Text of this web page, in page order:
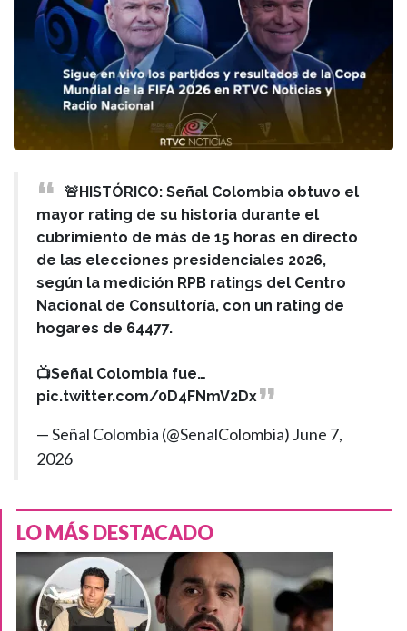
🚨HISTÓRICO: Señal Colombia obtuvo el
mayor rating de su historia durante el
cubrimiento de más de 15 horas en directo
de las elecciones presidenciales 2026,
según la medición RPB ratings del Centro
Nacional de Consultoría, con un rating de
hogares de 64477.
📺Señal Colombia fue…
pic.twitter.com/0D4FNmV2Dx
— Señal Colombia (@SenalColombia) June 7,
2026
LO MÁS DESTACADO